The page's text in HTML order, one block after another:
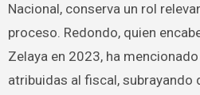
Nacional, conserva un rol
proceso. Redondo, quien
Zelaya en 2023, ha
atribuidas al fiscal, subrayando